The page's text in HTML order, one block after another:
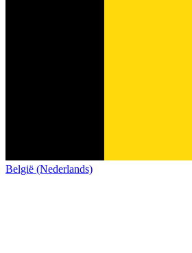
België (Nederlands)